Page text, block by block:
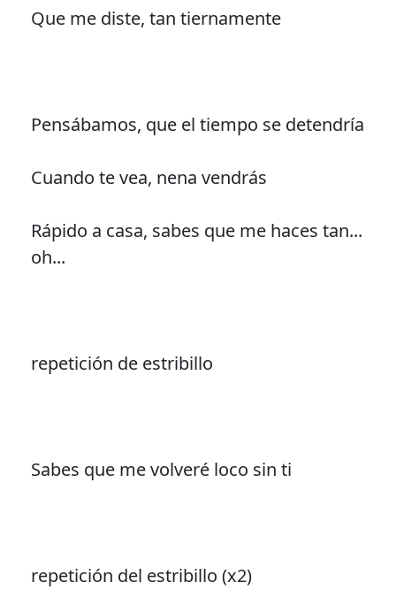
Que me diste, tan tiernamente
Pensábamos, que el tiempo se detendría
Cuando te vea, nena vendrás
Rápido a casa, sabes que me haces tan...
oh...
repetición de estribillo
Sabes que me volveré loco sin ti
repetición del estribillo (x2)